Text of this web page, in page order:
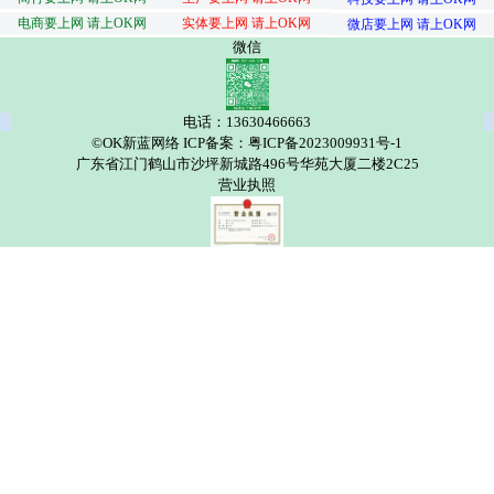
电商要上网 请上OK网
实体要上网 请上OK网 微店要上网 请上OK网
微信
电话：13630466663
©OK新蓝网络 ICP备案：粤ICP备2023009931号-1
广东省江门鹤山市沙坪新城路496号华苑大厦二楼2C25
营业执照